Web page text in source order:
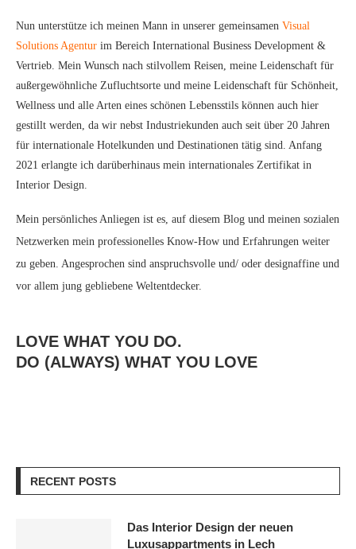
Nun unterstütze ich meinen Mann in unserer gemeinsamen Visual
Solutions Agentur im Bereich International Business Development &
Vertrieb. Mein Wunsch nach stilvollem Reisen, meine Leidenschaft für
außergewöhnliche Zufluchtsorte und meine Leidenschaft für Schönheit,
Wellness und alle Arten eines schönen Lebensstils können auch hier
gestillt werden, da wir nebst Industriekunden auch seit über 20 Jahren
für internationale Hotelkunden und Destinationen tätig sind. Anfang
2021 erlangte ich darüberhinaus mein internationales Zertifikat in
Interior Design.
Mein persönliches Anliegen ist es, auf diesem Blog und meinen sozialen
Netzwerken mein professionelles Know-How und Erfahrungen weiter
zu geben. Angesprochen sind anspruchsvolle und/ oder designaffine und
vor allem jung gebliebene Weltentdecker.
LOVE WHAT YOU DO.
DO (ALWAYS) WHAT YOU LOVE
RECENT POSTS
Das Interior Design der neuen
Luxusappartments in Lech